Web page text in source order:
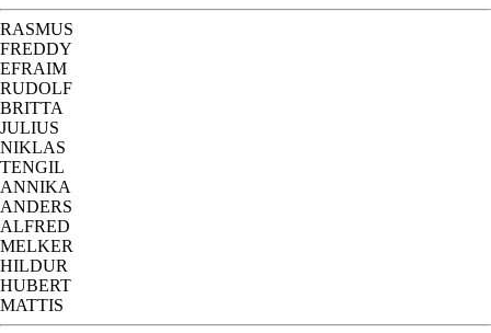
RASMUS
FREDDY
EFRAIM
RUDOLF
BRITTA
JULIUS
NIKLAS
TENGIL
ANNIKA
ANDERS
ALFRED
MELKER
HILDUR
HUBERT
MATTIS